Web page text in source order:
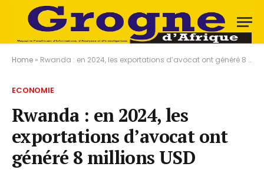
Home » Rwanda : en 2024, les exportations d’avocat ont généré 8 millions USD
ECONOMIE
Rwanda : en 2024, les
exportations d’avocat ont
généré 8 millions USD